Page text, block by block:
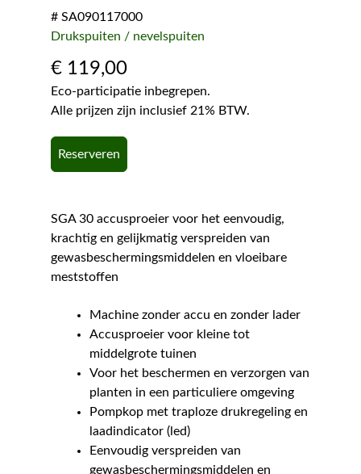
# SA090117000
Drukspuiten / nevelspuiten
€119,00
Eco-participatie inbegrepen.
Alle prijzen zijn inclusief 21% BTW.
Reserveren
SGA 30 accusproeier voor het eenvoudig,
krachtig en gelijkmatig verspreiden van
gewasbeschermingsmiddelen en vloeibare
meststoffen
Machine zonder accu en zonder lader
Accusproeier voor kleine tot
middelgrote tuinen
Voor het beschermen en verzorgen van
planten in een particuliere omgeving
Pompkop met traploze drukregeling en
laadindicator (led)
Eenvoudig verspreiden van
gewasbeschermingsmiddelen en